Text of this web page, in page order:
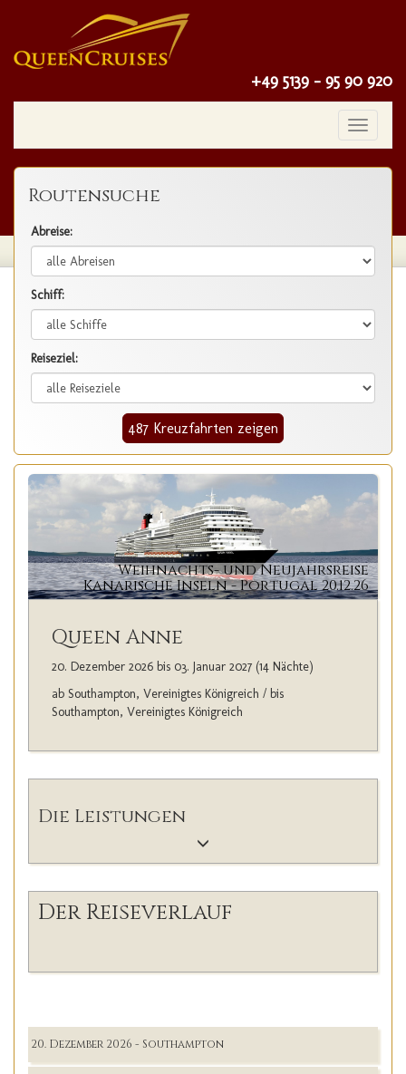
+49 5139 - 95 90 920
Toggle
Routensuche
Abreise:
Schiff:
Reiseziel:
487 Kreuzfahrten zeigen
Weihnachts- und Neujahrsreise
Kanarische Inseln - Portugal 20.12.26
Queen Anne
20. Dezember 2026 bis 03. Januar 2027 (14 Nächte)
ab Southampton, Vereinigtes Königreich / bis
Southampton, Vereinigtes Königreich
Die Leistungen
Der Reiseverlauf
20. Dezember 2026 - Southampton